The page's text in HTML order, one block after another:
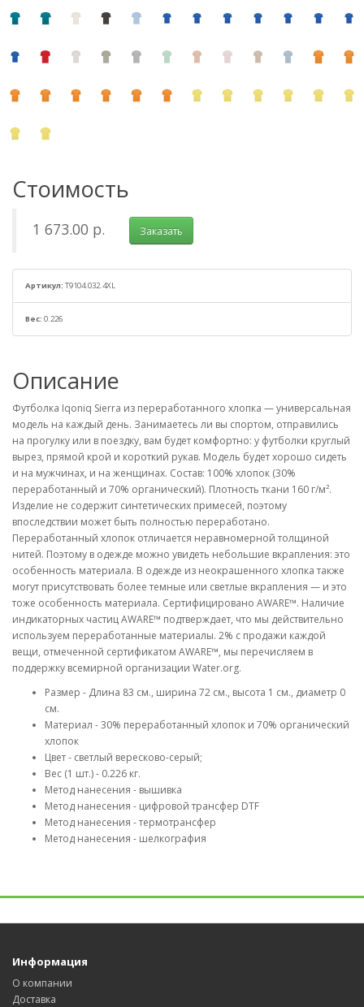
Стоимость
1 673.00 р. Заказать
Артикул: T9104.032.4XL
Вес: 0.226
Описание
Футболка Iqoniq Sierra из переработанного хлопка — универсальная
модель на каждый день. Занимаетесь ли вы спортом, отправились
на прогулку или в поездку, вам будет комфортно: у футболки круглый
вырез, прямой крой и короткий рукав. Модель будет хорошо сидеть
и на мужчинах, и на женщинах. Состав: 100% хлопок (30%
переработанный и 70% органический). Плотность ткани 160 г/м².
Изделие не содержит синтетических примесей, поэтому
впоследствии может быть полностью переработано.
Переработанный хлопок отличается неравномерной толщиной
нитей. Поэтому в одежде можно увидеть небольшие вкрапления: это
особенность материала. В одежде из неокрашенного хлопка также
могут присутствовать более темные или светлые вкрапления — и это
тоже особенность материала. Сертифицировано AWARE™. Наличие
индикаторных частиц AWARE™ подтверждает, что мы действительно
используем переработанные материалы. 2% с продажи каждой
вещи, отмеченной сертификатом AWARE™, мы перечисляем в
поддержку всемирной организации Water.org.
Размер - Длина 83 см., ширина 72 см., высота 1 см., диаметр 0
см.
Материал - 30% переработанный хлопок и 70% органический
хлопок
Цвет - светлый вересково-серый;
Вес (1 шт.) - 0.226 кг.
Метод нанесения - вышивка
Метод нанесения - цифровой трансфер DTF
Метод нанесения - термотрансфер
Метод нанесения - шелкография
Информация
О компании
Доставка